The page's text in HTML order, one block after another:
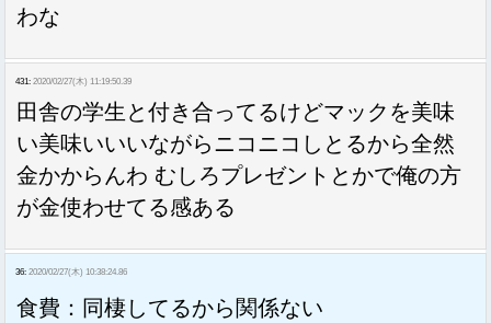
わな
431: 2020/02/27(木) 11:19:50.39
田舎の学生と付き合ってるけどマックを美味
い美味いいいながらニコニコしとるから全然
金かからんわ むしろプレゼントとかで俺の方
が金使わせてる感ある
36: 2020/02/27(木) 10:38:24.86
食費：同棲してるから関係ない